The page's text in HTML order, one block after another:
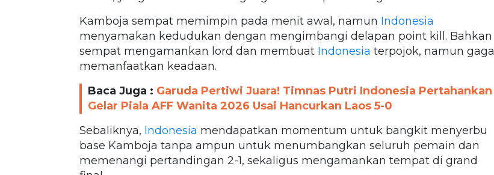
Kamboja sempat memimpin pada menit awal, namun Indonesia
menyamakan kedudukan dengan mengimbangi delapan point kill. Bahkan
sempat mengamankan lord dan membuat Indonesia terpojok, namun gagal
memanfaatkan keadaan.
Baca Juga : Garuda Pertiwi Juara! Timnas Putri Indonesia Pertahankan
Gelar Piala AFF Wanita 2026 Usai Hancurkan Laos 5-0
Sebaliknya, Indonesia mendapatkan momentum untuk bangkit menyerbu
base Kamboja tanpa ampun untuk menumbangkan seluruh pemain dan
memenangi pertandingan 2-1, sekaligus mengamankan tempat di grand